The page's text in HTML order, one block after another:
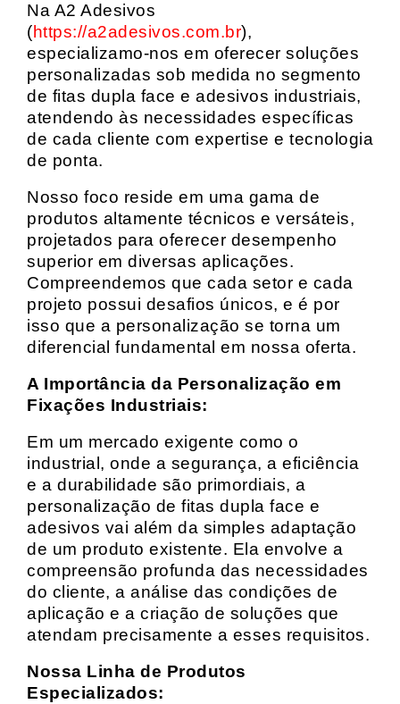
Na A2 Adesivos
(https://a2adesivos.com.br),
especializamo-nos em oferecer soluções
personalizadas sob medida no segmento
de fitas dupla face e adesivos industriais,
atendendo às necessidades específicas
de cada cliente com expertise e tecnologia
de ponta.
Nosso foco reside em uma gama de
produtos altamente técnicos e versáteis,
projetados para oferecer desempenho
superior em diversas aplicações.
Compreendemos que cada setor e cada
projeto possui desafios únicos, e é por
isso que a personalização se torna um
diferencial fundamental em nossa oferta.
A Importância da Personalização em
Fixações Industriais:
Em um mercado exigente como o
industrial, onde a segurança, a eficiência
e a durabilidade são primordiais, a
personalização de fitas dupla face e
adesivos vai além da simples adaptação
de um produto existente. Ela envolve a
compreensão profunda das necessidades
do cliente, a análise das condições de
aplicação e a criação de soluções que
atendam precisamente a esses requisitos.
Nossa Linha de Produtos
Especializados: